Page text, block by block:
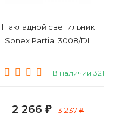
Накладной светильник
Sonex Partial 3008/DL
В наличии 321
2 266 ₽ 3 237₽